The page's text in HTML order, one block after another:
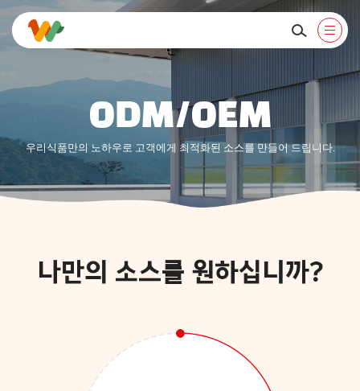
ODM/OEM
우리식품만의 노하우로 고객에게 최적화된 소스를 만들어 드립니다.